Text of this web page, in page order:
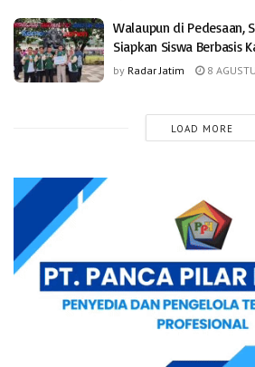
Walaupun di Pedesaan,
Siapkan Siswa Berbasis
by Radar Jatim 8
LOAD MORE